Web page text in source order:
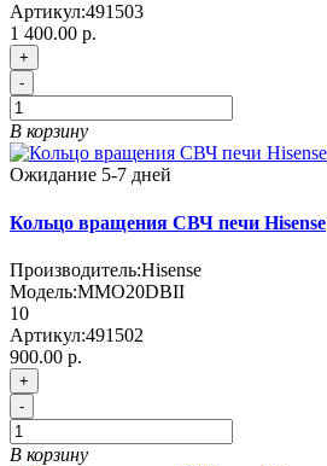
Артикул:491503
1 400.00 р.
+
-
В корзину
Ожидание 5-7 дней
Кольцо вращения СВЧ печи Hisense
Производитель:Hisense
Модель:MMO20DBII
10
Артикул:491502
900.00 р.
+
-
В корзину